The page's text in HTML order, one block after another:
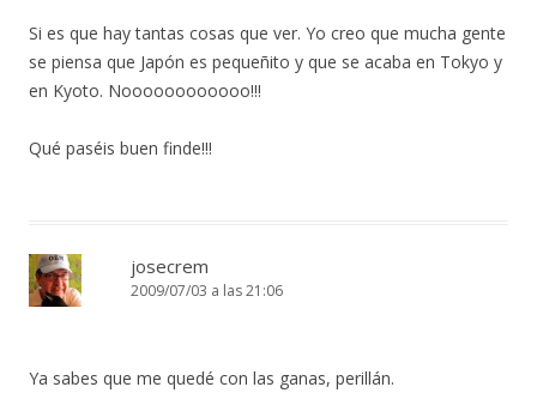
Si es que hay tantas cosas que ver. Yo creo que mucha gente
se piensa que Japón es pequeñito y que se acaba en Tokyo y
en Kyoto. Noooooooooooo!!!
Qué paséis buen finde!!!
josecrem
2009/07/03 a las 21:06
Ya sabes que me quedé con las ganas, perillán.